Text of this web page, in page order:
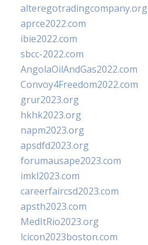
alteregotradingcompany.org
aprce2022.com
ibie2022.com
sbcc-2022.com
AngolaOilAndGas2022.com
Convoy4Freedom2022.com
grur2023.org
hkhk2023.org
napm2023.org
apsdfd2023.org
forumausape2023.com
imkl2023.com
careerfaircsd2023.com
apsth2023.com
MedItRio2023.org
lcicon2023boston.com